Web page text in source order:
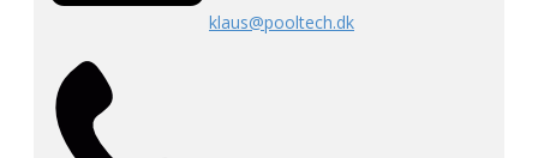
klaus@pooltech.dk